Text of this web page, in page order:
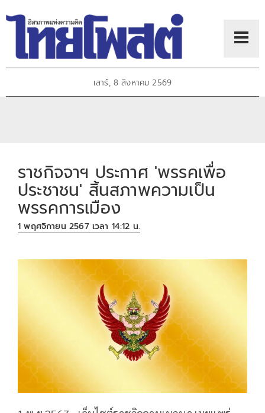
เสาร์, 8 สิงหาคม 2569
ราชกิจจาฯ ประกาศ 'พรรคเพื่อ
ประชาชน' สิ้นสภาพความเป็น
พรรคการเมือง
1 พฤศจิกายน 2567 เวลา 14:12 น.